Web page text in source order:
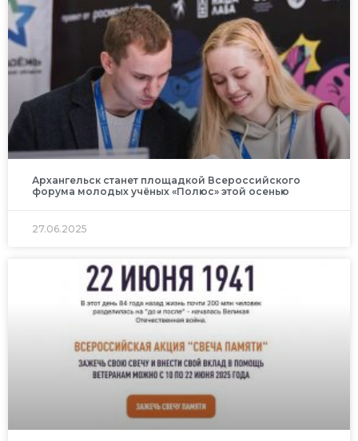
Архангельск станет площадкой Всероссийского
форума молодых учёных «Полюс» этой осенью
27.06.2025